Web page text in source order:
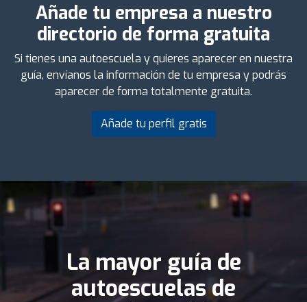
Añade tu empresa a nuestro
directorio de forma gratuita
Si tienes una autoescuela y quieres aparecer en nuestra
guía, envíanos la información de tu empresa y podrás
aparecer de forma totalmente gratuita.
Añade tu perfil gratis
La mayor guía de
autoescuelas de